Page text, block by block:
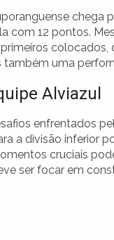
com 12 pontos.
colocados,
também uma
Alviazul
enfrentados
a divisão inferior
cruciais
ser focar em